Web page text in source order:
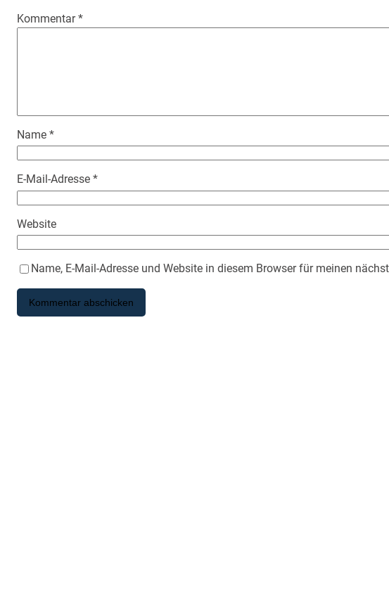
Kommentar*
Name *
E-Mail-Adresse *
Website
Name, E-Mail-Adresse und Website in diesem Browser für meinen